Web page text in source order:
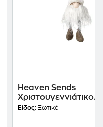
Heaven Sends
Χριστουγεννιάτικο
Διακοσμητικό-
Είδος: Ξωτικά